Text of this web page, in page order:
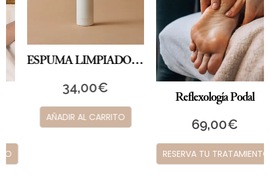
ESPUMA LIMPIADORA ÍNTIMA
34,00€
AÑADIR AL CARRITO
Reflexología Podal
69,00€
RESERVA TU TRATAMIENTO